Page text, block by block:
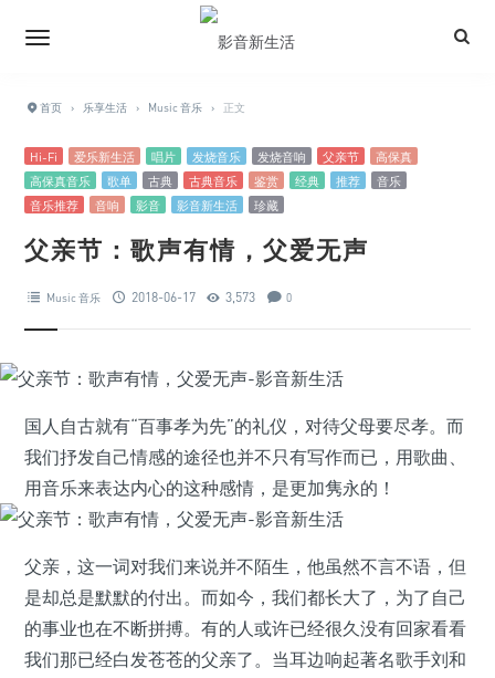
首页 › 乐享生活 › Music 音乐 › 正文
Hi-Fi 爱乐新生活 唱片 发烧音乐 发烧音响 父亲节
高保真
高保真音乐
歌单 古典 古典音乐 鉴赏 经典 推荐
音乐
音乐推荐
音响 影音 影音新生活 珍藏
父亲节：歌声有情，父爱无声
Music 音乐 2018-06-17 3,573 0
国人自古就有“百事孝为先”的礼仪，对待父母要尽孝。而
我们抒发自己情感的途径也并不只有写作而已，用歌曲、
用音乐来表达内心的这种感情，是更加隽永的！
父亲，这一词对我们来说并不陌生，他虽然不言不语，但
是却总是默默的付出。而如今，我们都长大了，为了自己
的事业也在不断拼搏。有的人或许已经很久没有回家看看
我们那已经白发苍苍的父亲了。当耳边响起著名歌手刘和